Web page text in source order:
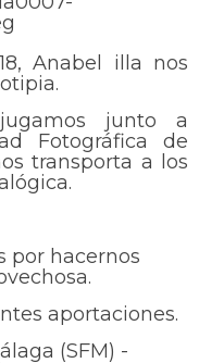
Anabel illa nos
junto a
Fotográfica de
transporta a los
por hacernos
aportaciones.